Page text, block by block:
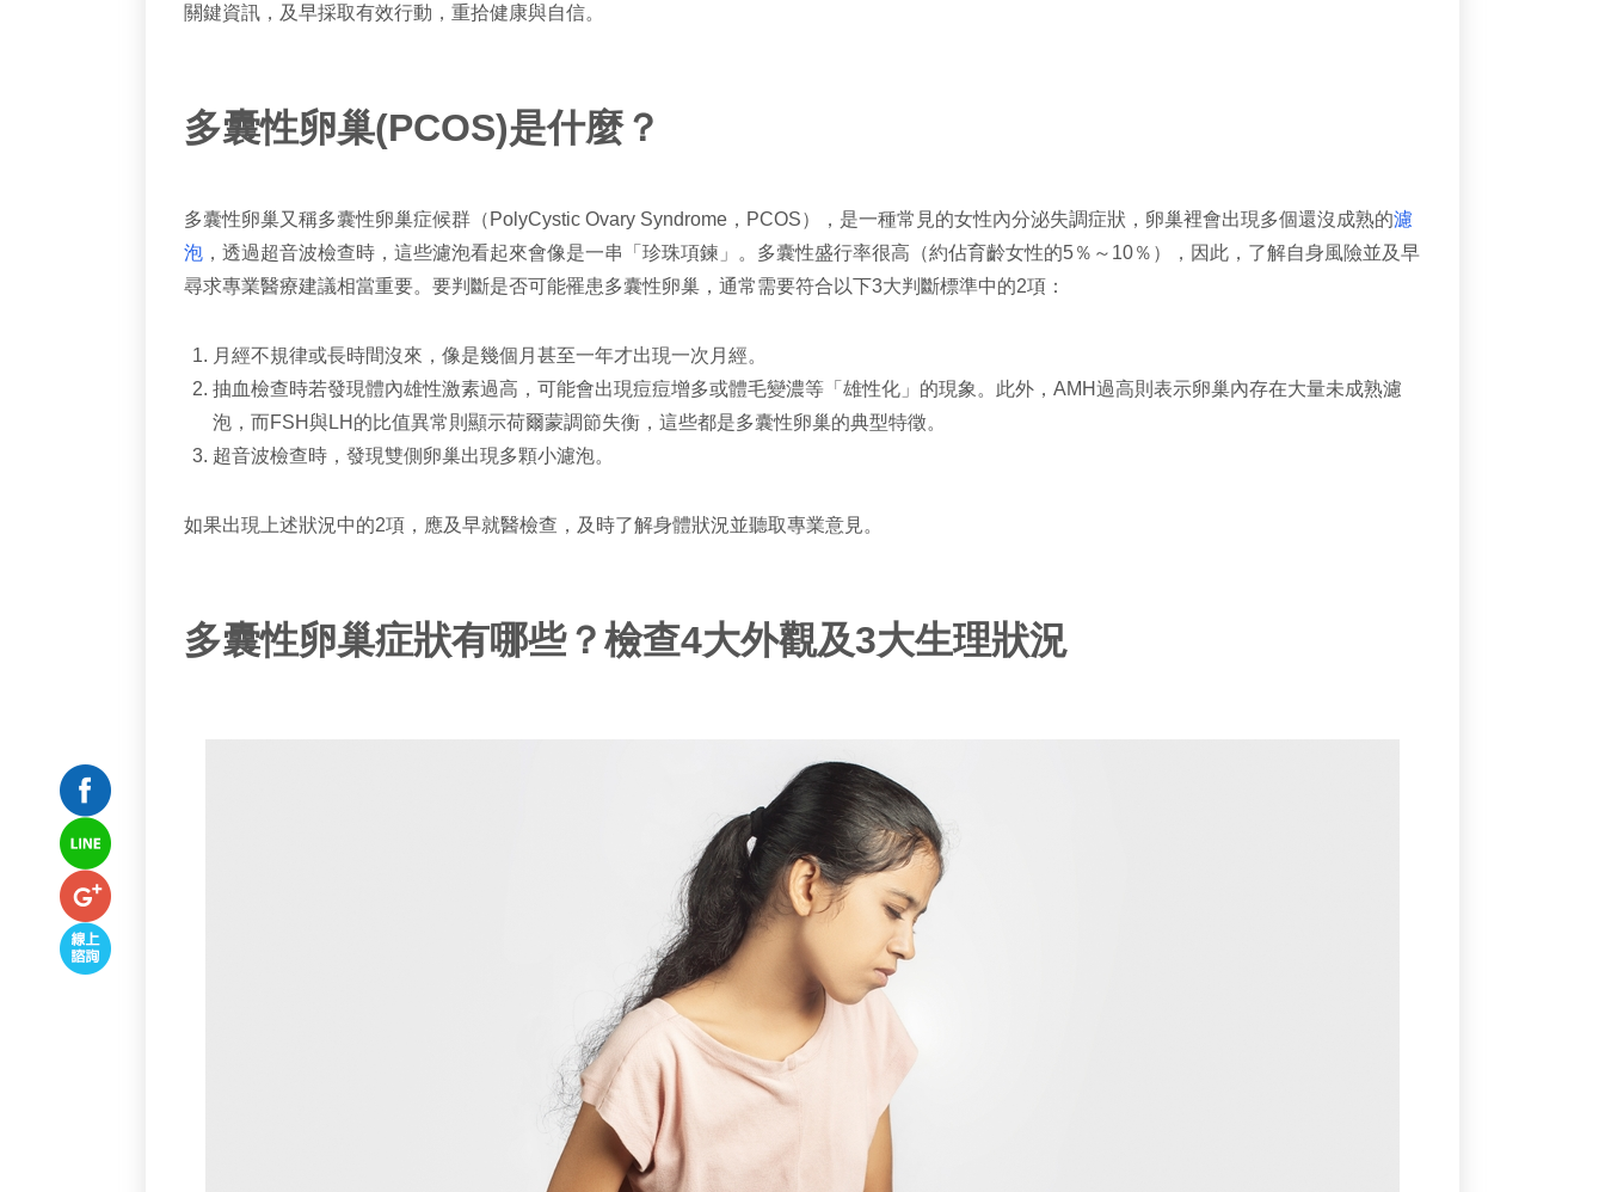
關鍵資訊，及早採取有效行動，重拾健康與自信。
多囊性卵巢(PCOS)是什麼？
多囊性卵巢又稱多囊性卵巢症候群（PolyCystic Ovary Syndrome，PCOS），是一種常見的女性內分泌失調症狀，卵巢裡會出現多個還沒成熟的濾
泡 ，透過超音波檢查時，這些濾泡看起來會像是一串「珍珠項鍊」。多囊性盛行率很高（約佔育齡女性的5％～10％），因此，了解自身風險並及早
尋求專業醫療建議相當重要。要判斷是否可能罹患多囊性卵巢，通常需要符合以下3大判斷標準中的2項：
月經不規律或長時間沒來，像是幾個月甚至一年才出現一次月經。
抽血檢查時若發現體內雄性激素過高，可能會出現痘痘增多或體毛變濃等「雄性化」的現象。此外，AMH過高則表示卵巢內存在大量未成熟濾
泡，而FSH與LH的比值異常則顯示荷爾蒙調節失衡，這些都是多囊性卵巢的典型特徵。
超音波檢查時，發現雙側卵巢出現多顆小濾泡。
如果出現上述狀況中的2項，應及早就醫檢查，及時了解身體狀況並聽取專業意見。
多囊性卵巢症狀有哪些？檢查4大外觀及3大生理狀況